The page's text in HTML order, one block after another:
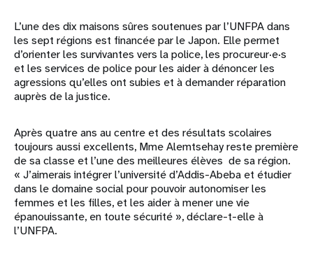
L’une des dix maisons sûres soutenues par l’UNFPA dans
les sept régions est financée par le Japon. Elle permet
d’orienter les survivantes vers la police, les procureur·e·s
et les services de police pour les aider à dénoncer les
agressions qu’elles ont subies et à demander réparation
auprès de la justice.
Après quatre ans au centre et des résultats scolaires
toujours aussi excellents, Mme Alemtsehay reste première
de sa classe et l’une des meilleures élèves de sa région.
« J’aimerais intégrer l’université d’Addis-Abeba et étudier
dans le domaine social pour pouvoir autonomiser les
femmes et les filles, et les aider à mener une vie
épanouissante, en toute sécurité », déclare-t-elle à
l’UNFPA.